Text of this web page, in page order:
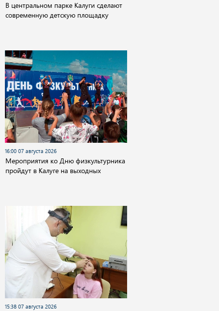
В центральном парке Калуги сделают
современную детскую площадку
16:00 07 августа 2026
Мероприятия ко Дню физкультурника
пройдут в Калуге на выходных
15:38 07 августа 2026